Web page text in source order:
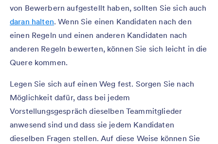
von Bewerbern aufgestellt haben, sollten Sie sich auch
daran halten. Wenn Sie einen Kandidaten nach den
einen Regeln und einen anderen Kandidaten nach
anderen Regeln bewerten, können Sie sich leicht in die
Quere kommen.
Legen Sie sich auf einen Weg fest. Sorgen Sie nach
Möglichkeit dafür, dass bei jedem
Vorstellungsgespräch dieselben Teammitglieder
anwesend sind und dass sie jedem Kandidaten
dieselben Fragen stellen. Auf diese Weise können Sie